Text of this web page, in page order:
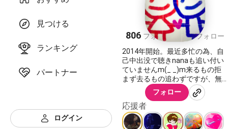
見つける
ランキング
パートナー
ログイン
ころぼっくる
806 フォロワー 166 フォロー
2014年開始。最近多忙の為、自
己中出没で聴きnanaも追い付い
ていませんm(_ _)m来るもの拒
まず去るもの追わずですが、無
言フォローは受け付けておりま
せん。マイペースで楽しく🐢低
音ガラガラ下手っぴです！耳障
りな方はスルーしてくださ
い、！
フォロー
応援者